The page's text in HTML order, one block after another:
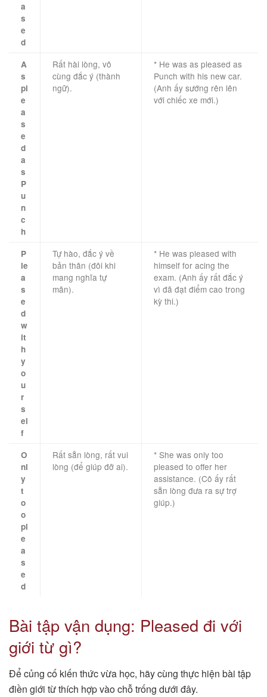
a
s
e
d
A
s
pl
e
a
s
e
d
a
s
P
u
n
c
h
Rất hài lòng, vô
cùng đắc ý (thành
ngữ).
* He was as pleased as
Punch with his new car.
(Anh ấy sướng rên lên
với chiếc xe mới.)
P
le
a
s
e
d
w
it
h
y
o
u
r
s
el
f
Tự hào, đắc ý về
bản thân (đôi khi
mang nghĩa tự
mãn).
* He was pleased with
himself for acing the
exam. (Anh ấy rất đắc ý
vì đã đạt điểm cao trong
kỳ thi.)
O
nl
y
t
o
o
pl
e
a
s
e
d
Rất sẵn lòng, rất vui
lòng (để giúp đỡ ai).
* She was only too
pleased to offer her
assistance. (Cô ấy rất
sẵn lòng đưa ra sự trợ
giúp.)
Bài tập vận dụng: Pleased đi với
giới từ gì?
Để củng cố kiến thức vừa học, hãy cùng thực hiện bài tập
điền giới từ thích hợp vào chỗ trống dưới đây.